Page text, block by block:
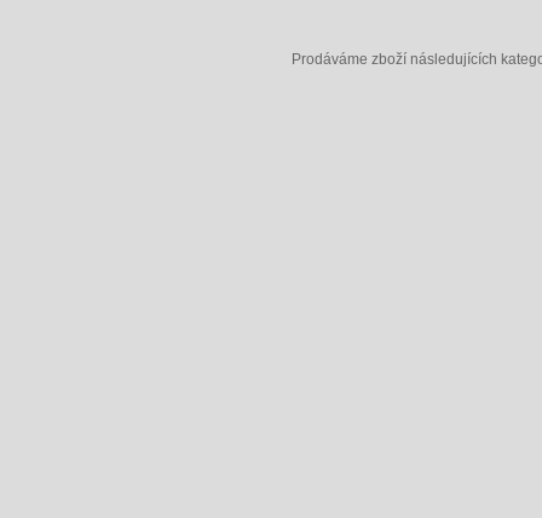
Prodáváme zboží následujících